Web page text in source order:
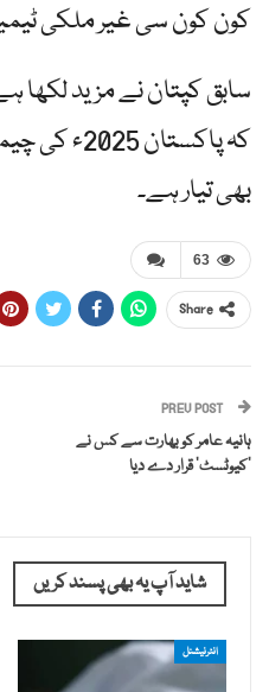
کون کون سی غیر ملکی
سابق کپتان نے مزید
کہ پاکستان
بھی تیار ہے۔
63
Share
PREV POST
ہانیہ عامر کو بھارت سے کس نے
’کیوٹسٹ‘ قرار دے دیا
شاید آپ یہ بھی پسند کریں
انٹرنیشنل